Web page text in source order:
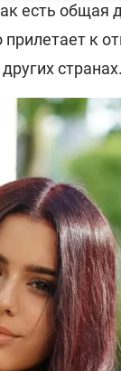
есть общая
к
странах.